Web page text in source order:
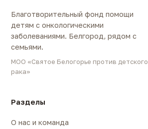
Благотворительный фонд помощи
детям с онкологическими
заболеваниями. Белгород, рядом с
семьями.
МОО «Святое Белогорье против детского
рака»
Разделы
О нас и команда